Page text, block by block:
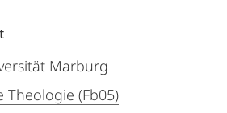
Marburg
Theologie (Fb05)